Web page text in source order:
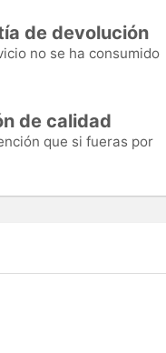
de devolución
no se ha consumido
de calidad
que si fueras por